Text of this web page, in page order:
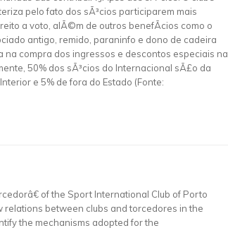
pelo fato dos sÃ³cios participarem mais
a voto, alÃ©m de outros benefÃ­cios como o
antigo, remido, paraninfo e dono de cadeira
compra dos ingressos e descontos especiais na
50% dos sÃ³cios do Internacional sÃ£o da
e 5% de fora do Estado (Fonte:
of the Sport International Club of Porto
between clubs and torcedores in the
the mechanisms adopted for the